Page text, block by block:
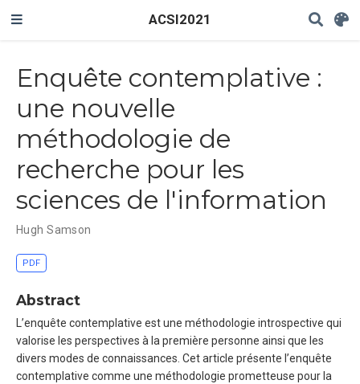
ACSI2021
Enquête contemplative :
une nouvelle
méthodologie de
recherche pour les
sciences de l'information
Hugh Samson
PDF
Abstract
L’enquête contemplative est une méthodologie introspective qui
valorise les perspectives à la première personne ainsi que les
divers modes de connaissances. Cet article présente l’enquête
contemplative comme une méthodologie prometteuse pour la